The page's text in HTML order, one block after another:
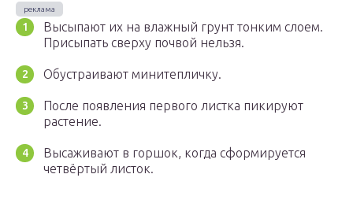
Высыпают их на влажный грунт тонким слоем.
Присыпать сверху почвой нельзя.
Обустраивают минитепличку.
После появления первого листка пикируют
растение.
Высаживают в горшок, когда сформируется
четвёртый листок.